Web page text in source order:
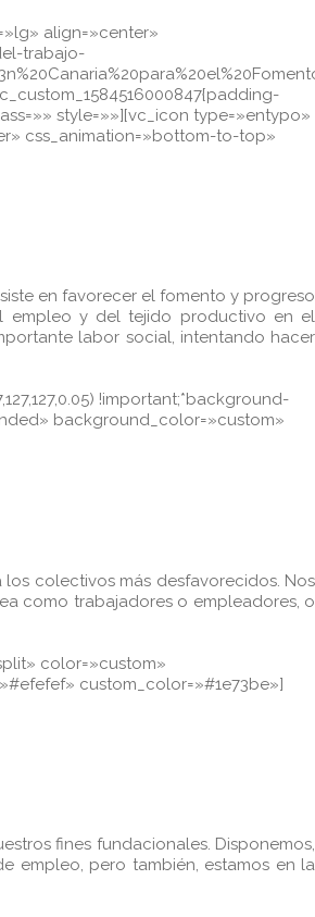
align=»center»
trabajo-
style=»»][vc_icon type=»entypo»
css_animation=»bottom-to-top»
en favorecer el fomento y progreso
empleo y del tejido productivo en el
labor social, intentando hacer
!important;*background-
background_color=»custom»
colectivos más desfavorecidos. Nos
como trabajadores o empleadores, o
color=»custom»
custom_color=»#1e73be»]
fines fundacionales. Disponemos,
empleo, pero también, estamos en la